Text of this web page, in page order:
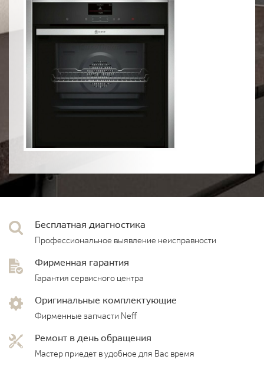
Бесплатная диагностика
Профессиональное выявление неисправности
Фирменная гарантия
Гарантия сервисного центра
Оригинальные комплектующие
Фирменные запчасти Neff
Ремонт в день обращения
Мастер приедет в удобное для Вас время